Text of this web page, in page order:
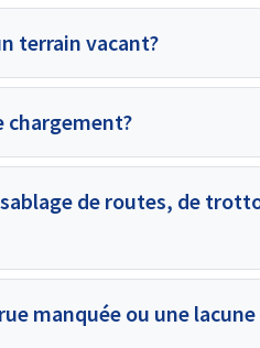
terrain vacant?
chargement?
de routes, de
manquée ou une